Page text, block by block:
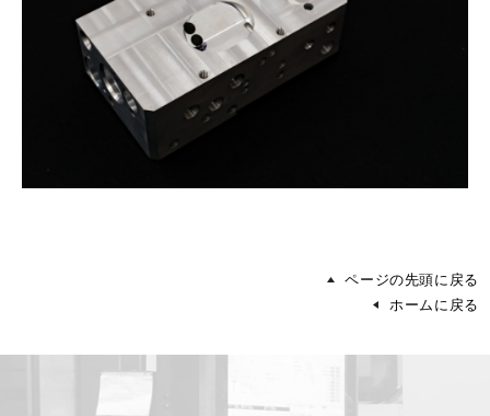
ページの先頭に戻る
ホームに戻る